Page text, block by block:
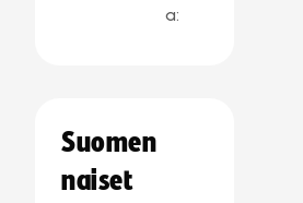
a:
Suomen
naiset